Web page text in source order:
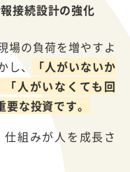
接続設計の強化
場の負荷を増やすよ
、
「人がいないか
人がいなくても回
な投資です。
組みが人を成長さ